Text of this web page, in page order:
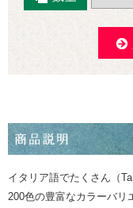
イタリア語でたくさん（
200色の豊富なカラーバリ